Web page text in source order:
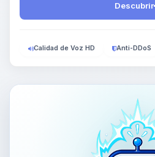
Descubrir
Calidad de Voz HD Anti-DDoS